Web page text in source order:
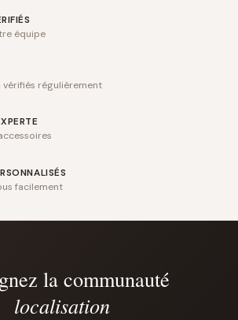
équipe
vérifiés régulièrement
facilement
la communauté
localisation